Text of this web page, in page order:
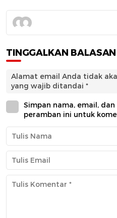
TINGGALKAN BALASAN
Alamat email Anda tidak
yang wajib ditandai *
Simpan nama, email,
peramban ini untuk